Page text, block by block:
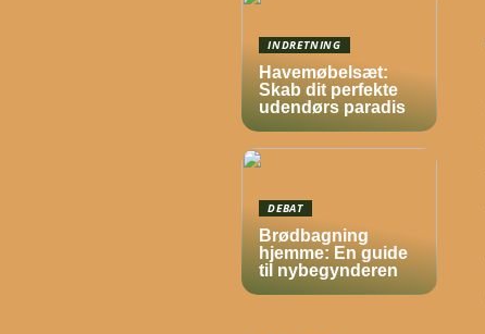
INDRETNING
Havemøbelsæt:
Skab dit perfekte
udendørs paradis
DEBAT
Brødbagning
hjemme: En guide
til nybegynderen